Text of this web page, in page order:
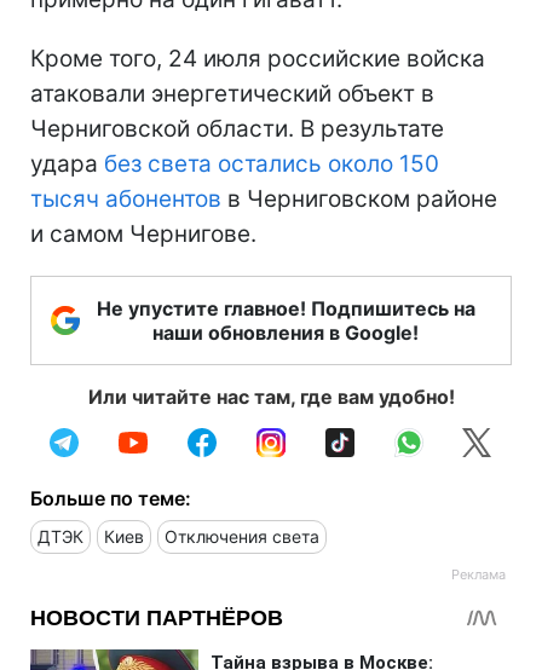
Кроме того, 24 июля российские войска
атаковали энергетический объект в
Черниговской области. В результате
удара без света остались около 150
тысяч абонентов в Черниговском районе
и самом Чернигове.
Не упустите главное! Подпишитесь на
наши обновления в Google!
Или читайте нас там, где вам удобно!
Больше по теме:
ДТЭК Киев Отключения света